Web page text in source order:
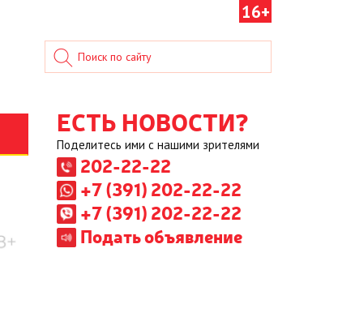
16+
ЕСТЬ НОВОСТИ?
Поделитесь ими с нашими зрителями
202-22-22
+7 (391) 202-22-22
+7 (391) 202-22-22
Подать объявление